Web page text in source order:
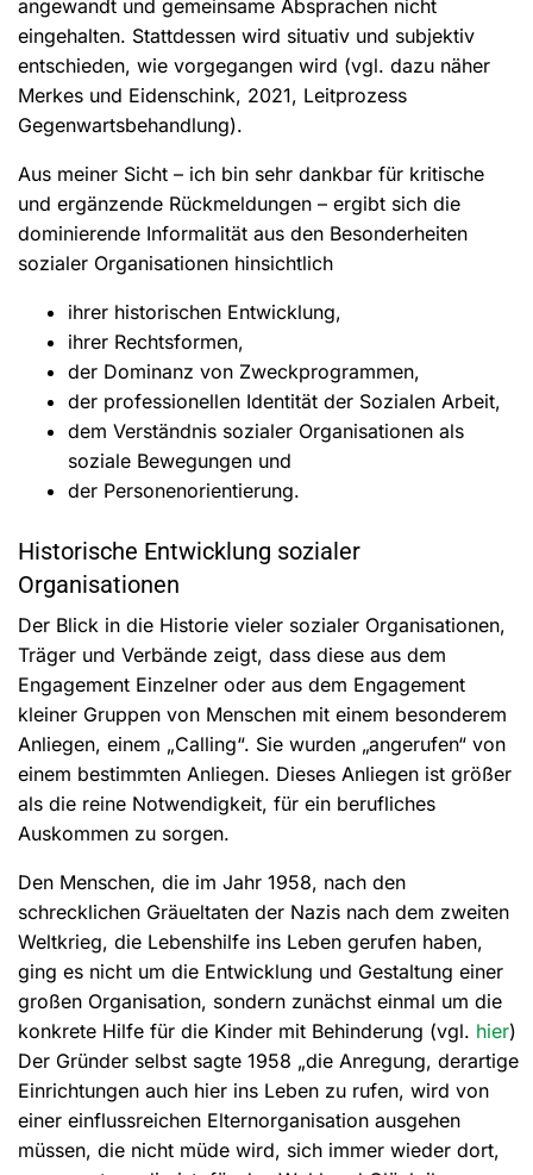
angewandt und gemeinsame Absprachen nicht
eingehalten. Stattdessen wird situativ und subjektiv
entschieden, wie vorgegangen wird (vgl. dazu näher
Merkes und Eidenschink, 2021, Leitprozess
Gegenwartsbehandlung).
Aus meiner Sicht – ich bin sehr dankbar für kritische
und ergänzende Rückmeldungen – ergibt sich die
dominierende Informalität aus den Besonderheiten
sozialer Organisationen hinsichtlich
ihrer historischen Entwicklung,
ihrer Rechtsformen,
der Dominanz von Zweckprogrammen,
der professionellen Identität der Sozialen Arbeit,
dem Verständnis sozialer Organisationen als
soziale Bewegungen und
der Personenorientierung.
Historische Entwicklung sozialer
Organisationen
Der Blick in die Historie vieler sozialer Organisationen,
Träger und Verbände zeigt, dass diese aus dem
Engagement Einzelner oder aus dem Engagement
kleiner Gruppen von Menschen mit einem besonderem
Anliegen, einem „Calling“. Sie wurden „angerufen“ von
einem bestimmten Anliegen. Dieses Anliegen ist größer
als die reine Notwendigkeit, für ein berufliches
Auskommen zu sorgen.
Den Menschen, die im Jahr 1958, nach den
schrecklichen Gräueltaten der Nazis nach dem zweiten
Weltkrieg, die Lebenshilfe ins Leben gerufen haben,
ging es nicht um die Entwicklung und Gestaltung einer
großen Organisation, sondern zunächst einmal um die
konkrete Hilfe für die Kinder mit Behinderung (vgl. hier)
Der Gründer selbst sagte 1958 „die Anregung, derartige
Einrichtungen auch hier ins Leben zu rufen, wird von
einer einflussreichen Elternorganisation ausgehen
müssen, die nicht müde wird, sich immer wieder dort,